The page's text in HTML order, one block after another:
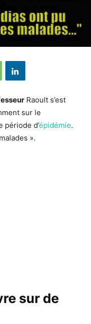
Raoult s’est
sur le
période d’épidémie.
».
sur de